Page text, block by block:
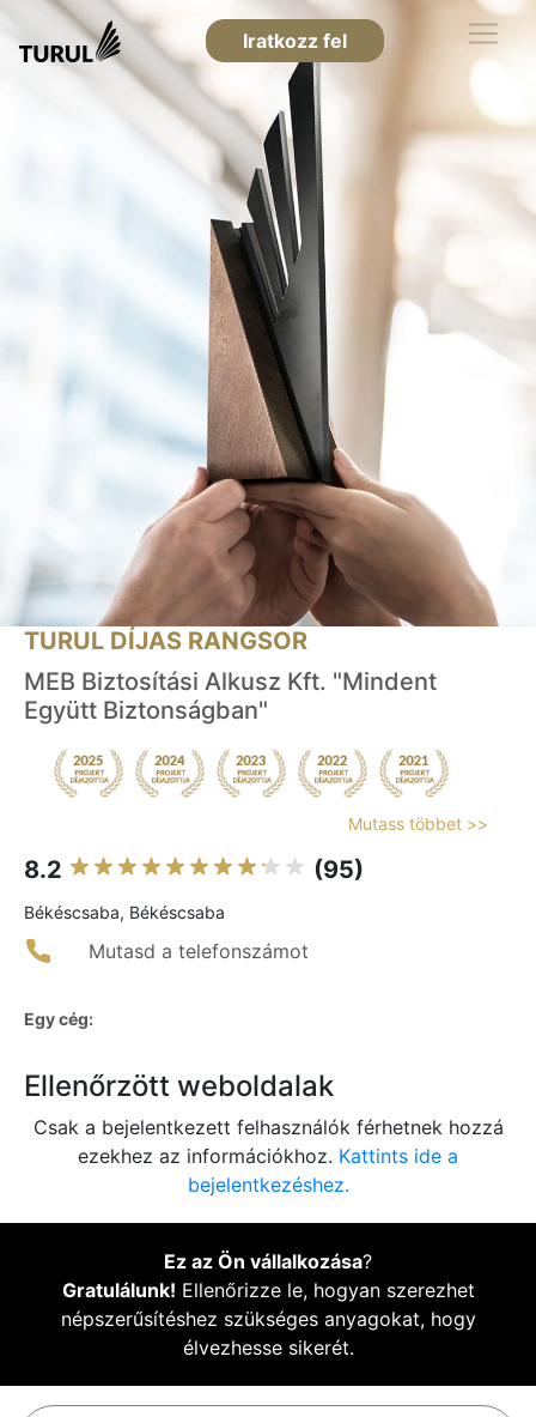
Iratkozz fel
TURUL DÍJAS RANGSOR
MEB Biztosítási Alkusz Kft. "Mindent
Együtt Biztonságban"
Mutass többet >>
8.2 (95)
Békéscsaba, Békéscsaba
Mutasd a telefonszámot
Egy cég:
Ellenőrzött weboldalak
Csak a bejelentkezett felhasználók férhetnek hozzá
ezekhez az információkhoz. Kattints ide a
bejelentkezéshez.
Ez az Ön vállalkozása?
Gratulálunk! Ellenőrizze le, hogyan szerezhet
népszerűsítéshez szükséges anyagokat, hogy
élvezhesse sikerét.